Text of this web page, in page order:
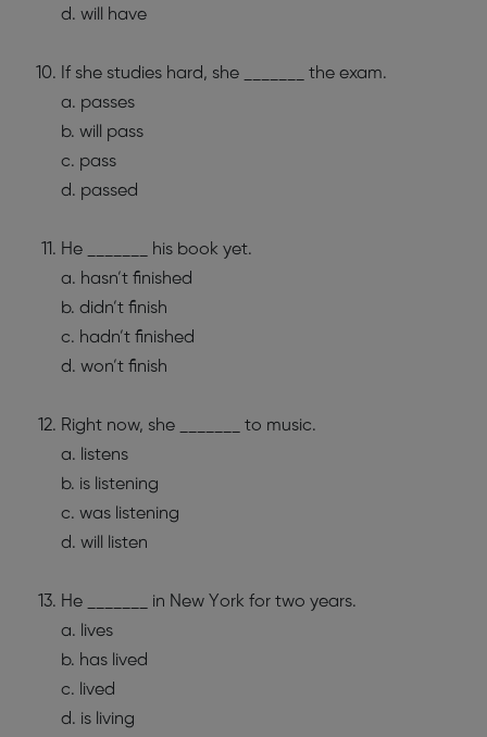
d. will have
If she studies hard, she _______ the exam.
a. passes
b. will pass
c. pass
d. passed
He _______ his book yet.
a. hasn’t finished
b. didn’t finish
c. hadn’t finished
d. won’t finish
Right now, she _______ to music.
a. listens
b. is listening
c. was listening
d. will listen
He _______ in New York for two years.
a. lives
b. has lived
c. lived
d. is living